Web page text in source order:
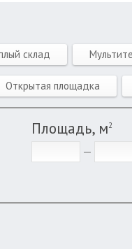
склад
Открытая площадка
Площадь, м2